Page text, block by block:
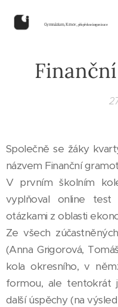
Gymnázium, Krnov,příspěvková organizace
Společně se žáky
názvem Finanční
V prvním školním
vyplňoval online
otázkami z oblasti
Ze všech
(Anna Grigorová,
kola okresního, v
formou, ale tentokrát
další úspěchy (na